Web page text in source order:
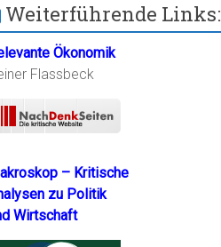
Weiterführende Links:
Ökonomik
Flassbeck
– Kritische
zu Politik
Wirtschaft